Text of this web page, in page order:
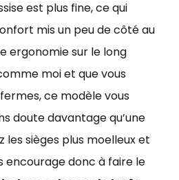
est plus fine, ce qui
mis un peu de côté au
ergonomie sur le long
moi et que vous
ce modèle vous
doute davantage qu’une
les sièges plus moelleux et
encourage donc à faire le